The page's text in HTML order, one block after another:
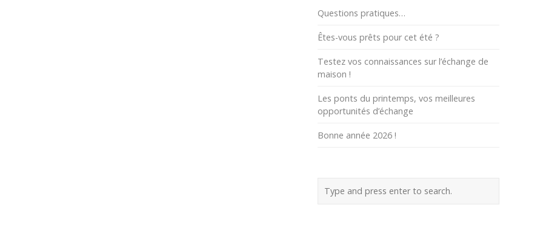
Questions pratiques…
Êtes-vous prêts pour cet été ?
Testez vos connaissances sur l’échange de
maison !
Les ponts du printemps, vos meilleures
opportunités d’échange
Bonne année 2026 !